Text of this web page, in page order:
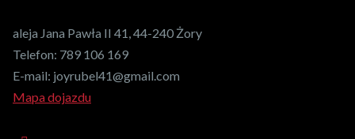
aleja Jana Pawła II 41, 44-240 Żory
Telefon: 789 106 169
E-mail: joyrubel41@gmail.com
Mapa dojazdu